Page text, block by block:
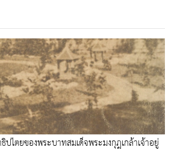
ปไตยของพระบาทสมเด็จพระมงกุฎเกล้าเจ้าอยู่